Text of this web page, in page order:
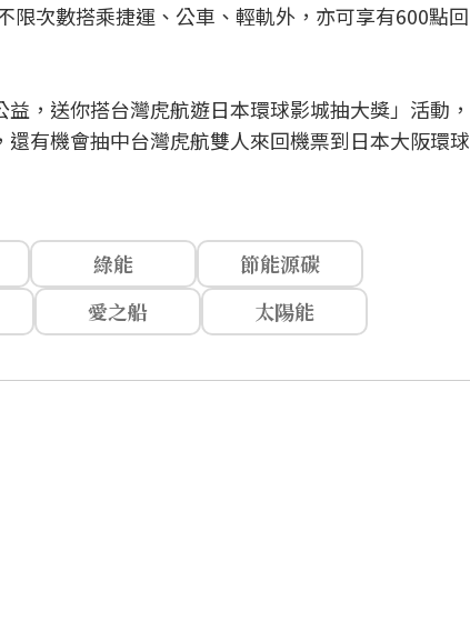
次數搭乘捷運、公車、輕軌外，亦可享有600點回
，送你搭台灣虎航遊日本環球影城抽大獎」活動，
有機會抽中台灣虎航雙人來回機票到日本大阪環球
綠能
節能源碳
愛之船 太陽能